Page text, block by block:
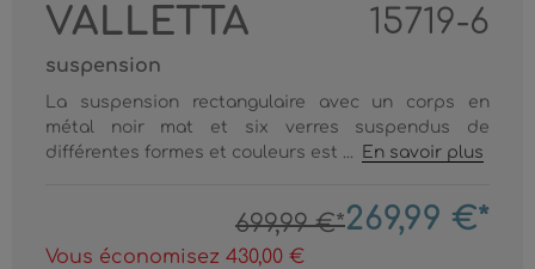
VALLETTA 15719-6
suspension
La suspension rectangulaire avec un corps en
métal noir mat et six verres suspendus de
différentes formes et couleurs est ...
En savoir plus
699,99 €*269,99 €*
Vous économisez 430,00 €